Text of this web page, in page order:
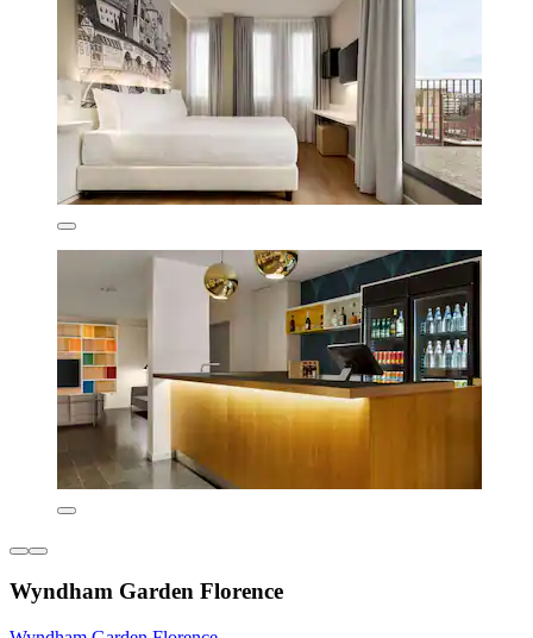
Wyndham Garden Florence